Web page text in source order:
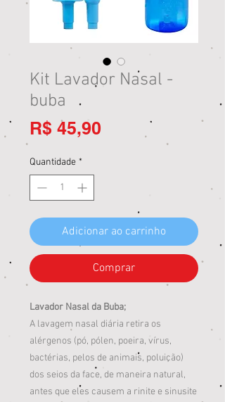
Kit Lavador Nasal -
buba
R$ 45,90
Quantidade *
Adicionar ao carrinho
Comprar
Lavador Nasal da Buba;
A lavagem nasal diária retira os
alérgenos (pó, pólen, poeira, vírus,
bactérias, pelos de animais, poluição)
dos seios da face, de maneira natural,
antes que eles causem a rinite e sinusite